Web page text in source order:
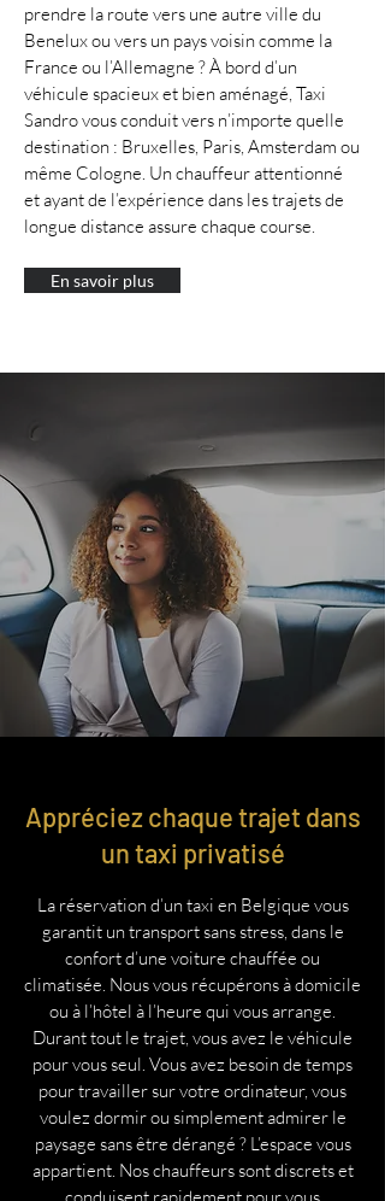
prendre la route vers une autre ville du
Benelux ou vers un pays voisin comme la
France ou l’Allemagne ? À bord d’un
véhicule spacieux et bien aménagé, Taxi
Sandro vous conduit vers n’importe quelle
destination : Bruxelles, Paris, Amsterdam ou
même Cologne. Un chauffeur attentionné
et ayant de l’expérience dans les trajets de
longue distance assure chaque course.
En savoir plus
Appréciez chaque trajet dans
un taxi privatisé
La réservation d’un taxi en Belgique vous
garantit un transport sans stress, dans le
confort d’une voiture chauffée ou
climatisée. Nous vous récupérons à domicile
ou à l’hôtel à l’heure qui vous arrange.
Durant tout le trajet, vous avez le véhicule
pour vous seul. Vous avez besoin de temps
pour travailler sur votre ordinateur, vous
voulez dormir ou simplement admirer le
paysage sans être dérangé ? L’espace vous
appartient. Nos chauffeurs sont discrets et